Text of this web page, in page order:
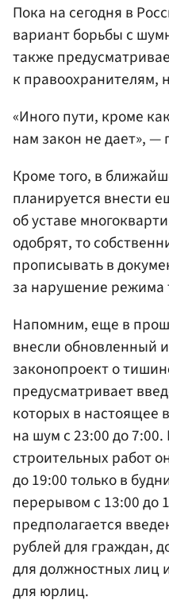
Пока на сегодня в
вариант борьбы с
также
к правоохранителям,
«Иного пути, кроме
нам закон не дает», —
Кроме того, в
планируется внести
об уставе
одобрят, то
прописывать в
за нарушение
Напомним, еще в
внесли обновленный
законопроект о
предусматривает
которых в настоящее
на шум с 23:00 до
строительных работ
до 19:00 только в
перерывом с 13:00 до
предполагается
рублей для граждан,
для должностных лиц
для юрлиц.